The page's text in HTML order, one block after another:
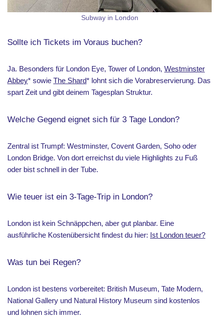
Subway in London
Sollte ich Tickets im Voraus buchen?
Ja. Besonders für London Eye, Tower of London, Westminster
Abbey* sowie The Shard* lohnt sich die Vorabreservierung. Das
spart Zeit und gibt deinem Tagesplan Struktur.
Welche Gegend eignet sich für 3 Tage London?
Zentral ist Trumpf: Westminster, Covent Garden, Soho oder
London Bridge. Von dort erreichst du viele Highlights zu Fuß
oder bist schnell in der Tube.
Wie teuer ist ein 3-Tage-Trip in London?
London ist kein Schnäppchen, aber gut planbar. Eine
ausführliche Kostenübersicht findest du hier: Ist London teuer?
Was tun bei Regen?
London ist bestens vorbereitet: British Museum, Tate Modern,
National Gallery und Natural History Museum sind kostenlos
und lohnen sich immer.